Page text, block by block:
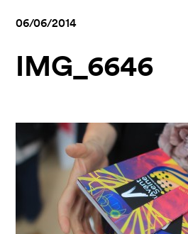
06/06/2014
IMG_6646